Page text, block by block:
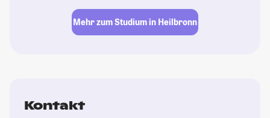
Mehr zum Studium in Heilbronn
Kontakt